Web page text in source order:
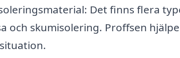
Det finns flera
och skumisolering. Proffsen